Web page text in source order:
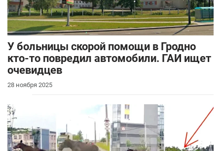
У больницы скорой помощи в Гродно
кто-то повредил автомобили. ГАИ ищет
очевидцев
28 ноября 2025